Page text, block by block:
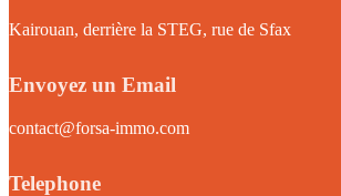
Kairouan, derrière la STEG, rue de Sfax
Envoyez un Email
contact@forsa-immo.com
Telephone